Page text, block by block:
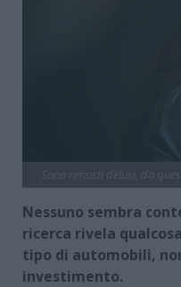
Nessuno sembra
ricerca rivela
tipo di automobili,
investimento.